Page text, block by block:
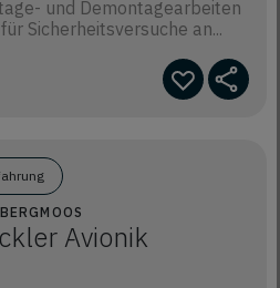
und Demontagearbeiten
Sicherheitsversuche an...
Avionik